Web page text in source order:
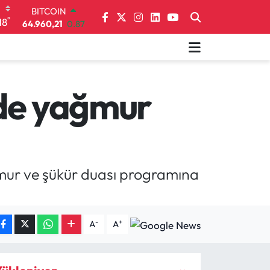
°
64.960,21
0.87
DOLAR
47,7436 0.18
GRAM ALTIN
6648.99
2.59
BİST100
yağmur
ve şükür duası programına
A- A+